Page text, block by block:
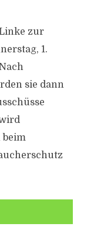
zur
1.
sie dann
beim